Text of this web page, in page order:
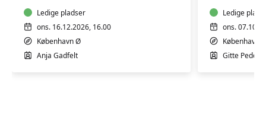
Ledige pladser
ons. 16.12.2026, 16.00
København Ø
Anja Gadfelt
Ledige
ons.
København Ø
Gitte